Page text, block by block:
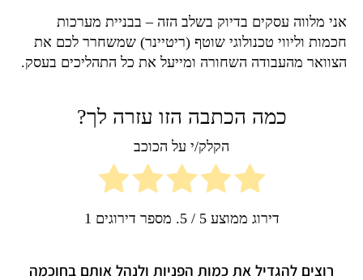
אני מלווה עסקים בדיוק בשלב הזה – בבניית מערכות
חכמות וליווי טכנולוגי שוטף (ריטיינר) שמשחרר לכם את
הצוואר מהעבודה השחורה ומייעל את כל התהליכים בעסק.
כמה הכתבה הזו עזרה לך?
הקלק/י על הכוכב
דירוג ממוצע5 / 5. מספר דירוגים 1
רוצים להגדיל את כמות הפניות ולנהל אותם בחוכמה